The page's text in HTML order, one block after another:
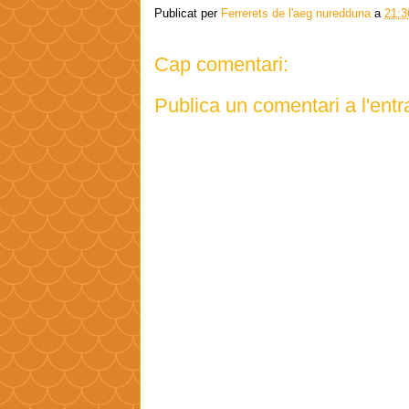
Publicat per Ferrerets de l'aeg nuredduna a
Cap comentari:
Publica un comentari a